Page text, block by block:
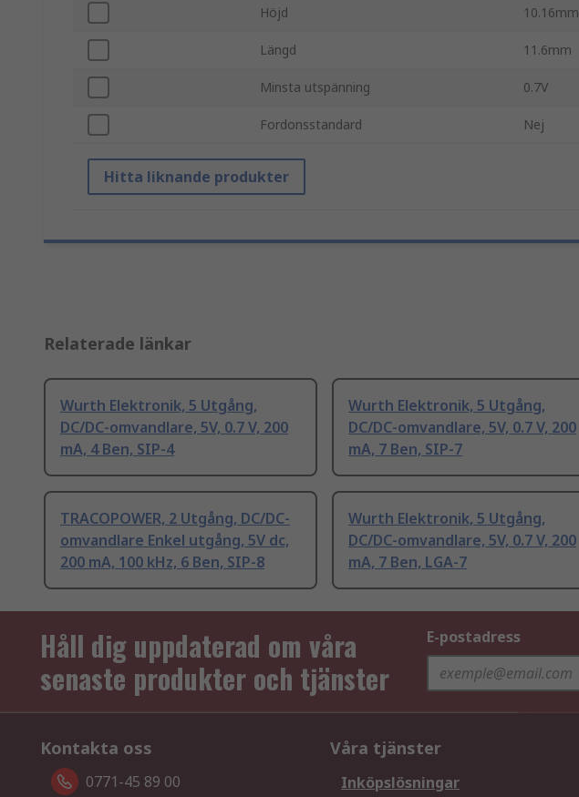
Höjd 10.16mm
Längd 11.6mm
Minsta utspänning 0.7V
Fordonsstandard Nej
Hitta liknande produkter
Relaterade länkar
Wurth Elektronik, 5 Utgång,
DC/DC-omvandlare, 5V, 0.7 V, 200
mA, 4 Ben, SIP-4
Wurth Elektronik, 5 Utgång,
DC/DC-omvandlare, 5V, 0.7 V, 200
mA, 7 Ben, SIP-7
TRACOPOWER, 2 Utgång, DC/DC-
omvandlare Enkel utgång, 5V dc,
200 mA, 100 kHz, 6 Ben, SIP-8
Wurth Elektronik, 5 Utgång,
DC/DC-omvandlare, 5V, 0.7 V, 200
mA, 7 Ben, LGA-7
Håll dig uppdaterad om våra
senaste produkter och tjänster
E-postadress
Kontakta oss
0771-45 89 00
Våra tjänster
Inköpslösningar